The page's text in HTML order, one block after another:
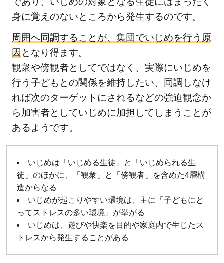
身に覚えのないところから発生するのです。
周囲へ同調することが、集団でいじめを行う原
因 となり得ます。
観衆や傍観者としてではなく、実際にいじめを
行う子どもとの関係を維持したい、同調しなけ
れば次のターゲットにされるなどの強迫観念か
ら加害者としていじめに加担してしまうことが
あるようです。
いじめは「いじめる生徒」と「いじめられる生
徒」のほかに、「観衆」と「傍観者」を含めた4層構
造からなる
いじめが起こりやすい環境は、主に「子どもにと
ってストレスの多い環境」が挙がる
いじめは、遊びや快楽を目的や家庭内で生じたス
トレスから発生することがある